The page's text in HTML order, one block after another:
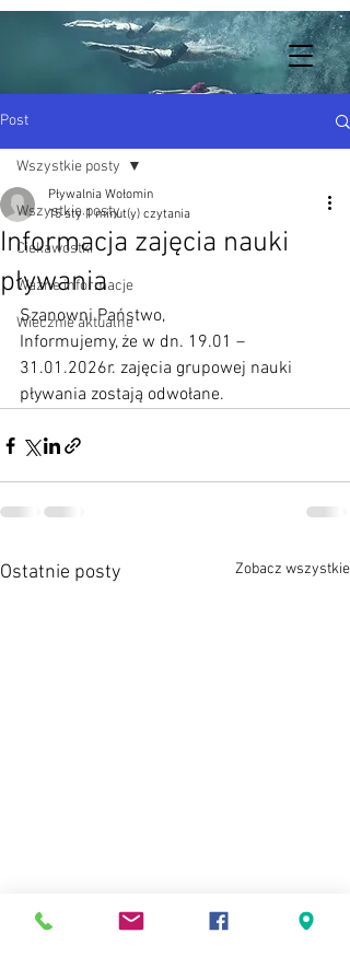
Post
Wszystkie posty
Ciekawostki
Ważne informacje
Wiecznie aktualne
Wszystkie posty
Informacja zajęcia nauki
pływania
Pływalnia Wołomin
15 sty 1 minut(y) czytania
Szanowni Państwo,
Informujemy, że w dn. 19.01 –
31.01.2026r. zajęcia grupowej nauki
pływania zostają odwołane.
Ostatnie posty Zobacz wszystkie